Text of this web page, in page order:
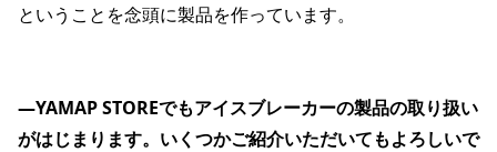
ということを念頭に製品を作っています。
―YAMAP STOREでもアイスブレーカーの製品の取り扱い
がはじまります。いくつかご紹介いただいてもよろしいで